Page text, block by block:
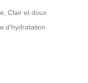
Clair et doux
d’hydratation